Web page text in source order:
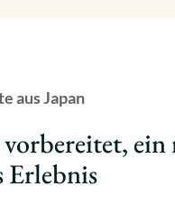
aus Japan
ein
Erlebnis